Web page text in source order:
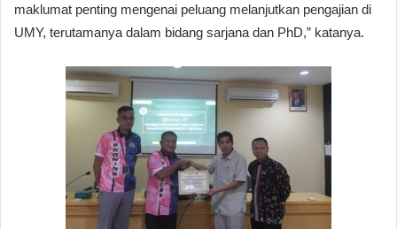
maklumat penting mengenai peluang melanjutkan pengajian di
UMY, terutamanya dalam bidang sarjana dan PhD,” katanya.